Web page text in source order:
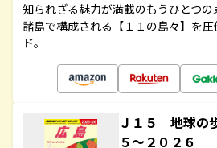
知られざる魅力が満載のもうひとつ
諸島で構成される【１１の島々】を
ド。
Ｊ１５ 地球
５～２０２６